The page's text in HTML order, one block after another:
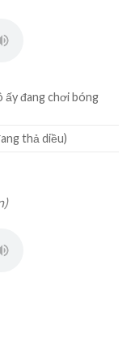
ấy đang chơi bóng
thả diều)